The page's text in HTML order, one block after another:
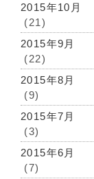
2015年10月
(21)
2015年9月
(22)
2015年8月
(9)
2015年7月
(3)
2015年6月
(7)